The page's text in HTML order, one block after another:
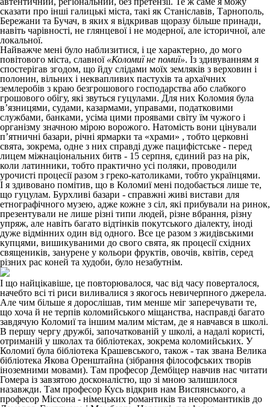
сказати про інші галицькі міста, такі як Станіславів, Тарнополь,
Бережани та Бучач, в яких я відкривав щоразу більше принади,
навіть чарівності, не глянцевої і не модерної, але історичної, але
локальної.
Найважче мені було наблизитися, і це характерно, до мого
повітового міста, славної «Коломиї не помиї». Із здивуванням я
спостерігав згодом, що йду слідами моїх земляків з верховин і
полонин, вільних і неквапливих пастухів та архаїчних
землеробів з краю безгрошового господарства або слабкого
грошового обігу, які звуться гуцулами. Для них Коломия була
в’язницями, судами, казармами, управами, податковими
службами, банками, усіма цими проявами світу їм чужого і
організму значною мірою ворожого. Натомість вони цінували
п’ятничні базари, річні ярмарки та «храми» , тобто церковні
свята, зокрема, одне з них справді дуже пацифістське - перед
лицем міжнаціональних битв - 15 серпня, єдиний раз на рік,
коли латинники, тобто практично усі поляки, проводили
урочисті процесії разом з греко-католиками, тобто українцями.
І я здивовано помітив, що в Коломиї мені подобається лише те,
що гуцулам. Бурхливі базари - справжні живі вистави для
етнографічного музею, адже кожне з сіл, які прибували на ринок,
презентували не лише різні типи людей, різне вбрання, різну
упряж, але навіть багато відтінків покутського діалекту, іноді
дуже відмінних один від одного. Все це разом з жидівськими
купцями, вишикуваними до свого свята, як процесії східних
священиків, занурене у кольори фруктів, овочів, квітів, серед
різних рас коней та худоби, було незабутнім.
І що найцікавіше, це повторювалося, час від часу поверталося,
начебто всі ті риси виливалися з якогось невичерпного джерела.
Але чим більше я дорослішав, тим менше міг заперечувати те,
що хоча й не терпів коломийського міщанства, насправді багато
завдячую Коломиї та іншим малим містам, де я навчався в школі.
В першу чергу дружбі, започаткованій у школі, а надалі користі,
отриманій у школах та бібліотеках, зокрема коломийських. У
Коломиї була бібліотека Крашевського, також - так звана Велика
бібліотека Якова Оренштайна (зібрання філософських творів
іноземними мовами). Там професор Дембіцер навчив нас читати
Гомера із завзятою досконалістю, що зі мною залишилося
назавжди. Там професор Кусь відкрив нам Виспянського, а
професор Міссона - німецьких романтиків та неоромантиків до